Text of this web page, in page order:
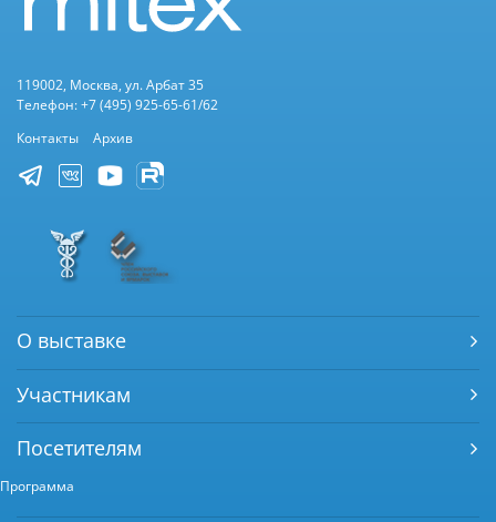
119002, Москва, ул. Арбат 35
Телефон: +7 (495) 925-65-61/62
Контакты
Архив
О выставке
Участникам
Посетителям
Программа